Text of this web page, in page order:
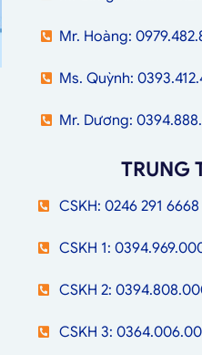
Mr. Hoàng:
Ms. Quỳnh:
Mr. Dương:
TRUNG
CSKH: 0246 291 6668
CSKH 1:
CSKH 2:
CSKH 3: